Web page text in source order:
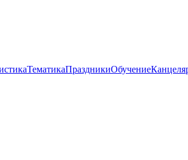
ТематикаПраздникиОбучение